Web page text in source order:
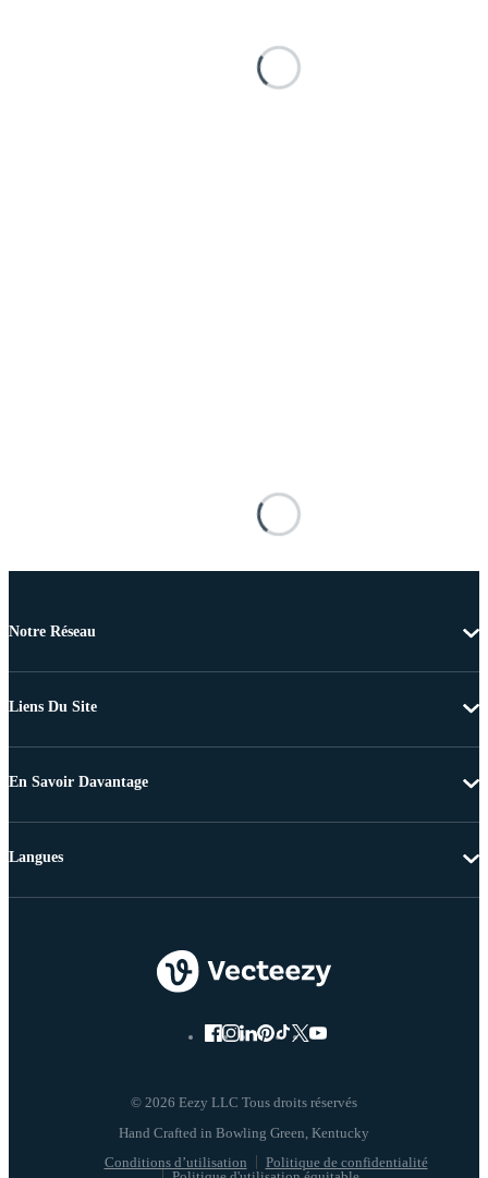
Notre Réseau
Liens Du Site
En Savoir Davantage
© 2026 Eezy LLC Tous droits réservés
Conditions d’utilisation
Politique de confidentialité
Langues